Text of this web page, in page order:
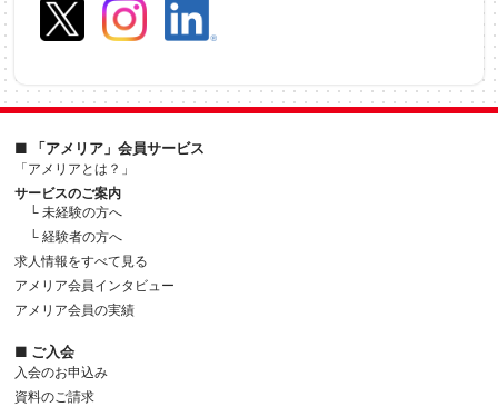
■ 「アメリア」会員サービス
「アメリアとは？」
サービスのご案内
└ 未経験の方へ
└ 経験者の方へ
求人情報をすべて見る
アメリア会員インタビュー
アメリア会員の実績
■ ご入会
入会のお申込み
資料のご請求